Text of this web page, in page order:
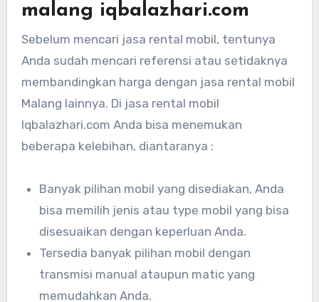
malang iqbalazhari.com
Sebelum mencari jasa rental mobil, tentunya
Anda sudah mencari referensi atau setidaknya
membandingkan harga dengan jasa rental mobil
Malang lainnya. Di jasa rental mobil
Iqbalazhari.com Anda bisa menemukan
beberapa kelebihan, diantaranya :
Banyak pilihan mobil yang disediakan, Anda
bisa memilih jenis atau type mobil yang bisa
disesuaikan dengan keperluan Anda.
Tersedia banyak pilihan mobil dengan
transmisi manual ataupun matic yang
memudahkan Anda.